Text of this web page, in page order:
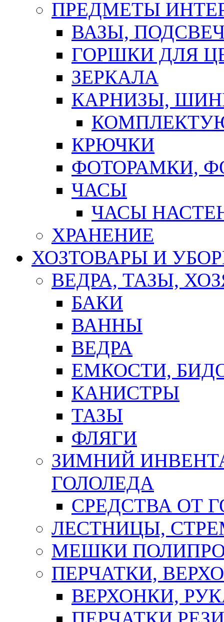
ПРЕДМЕТЫ
ВАЗЫ,
ГОРШКИ ДЛЯ
ЗЕРКАЛА
КАРНИЗЫ,
КРЮЧКИ
ФОТОРАМКИ,
ЧАСЫ
ЧАСЫ
ХРАНЕНИЕ
ХОЗТОВАРЫ И
ВЕДРА, ТАЗЫ,
БАКИ
ВАННЫ
ВЕДРА
ЕМКОСТИ,
КАНИСТРЫ
ТАЗЫ
ФЛЯГИ
ЗИМНИЙ
ГОЛОЛЕДА
СРЕДСТВА ОТ
ЛЕСТНИЦЫ,
МЕШКИ
ПЕРЧАТКИ,
ВЕРХОНКИ,